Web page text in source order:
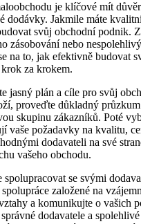
je klíčové mít
dodávky. Jakmile máte
svůj obchodní podnik.
zásobování nebo
na to, jak efektivně budovat
za krokem.
jasný plán a cíle pro svůj
proveďte důkladný
skupinu zákazníků. Poté
vaše požadavky na kvalitu,
dodavateli na své
vašeho obchodu.
spolupracovat se svými
založené na
a komunikujte o vašich
dodavatele a